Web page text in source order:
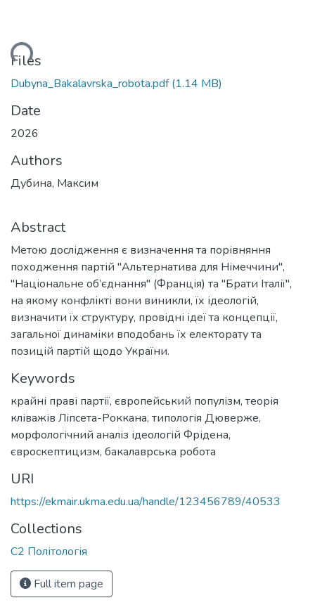
Files
Dubyna_Bakalavrska_robota.pdf(1.14 MB)
Date
2026
Authors
Дубина, Максим
Abstract
Метою дослідження є визначення та порівняння
походження партій "Альтернатива для Німеччини",
"Національне об’єднання" (Франція) та "Брати Італії",
на якому конфлікті вони виникли, їх ідеологій,
визначити їх структуру, провідні ідеї та концепції,
загальної динаміки вподобань їх електорату та
позицій партій щодо України.
Keywords
крайні праві партії, європейський популізм, теорія
кліважів Ліпсета-Роккана, типологія Дюверже,
морфологічний аналіз ідеологій Фрідена,
євроскептицизм, бакалаврська робота
URI
https://ekmair.ukma.edu.ua/handle/123456789/40533
Collections
С2 Політологія
Full item page